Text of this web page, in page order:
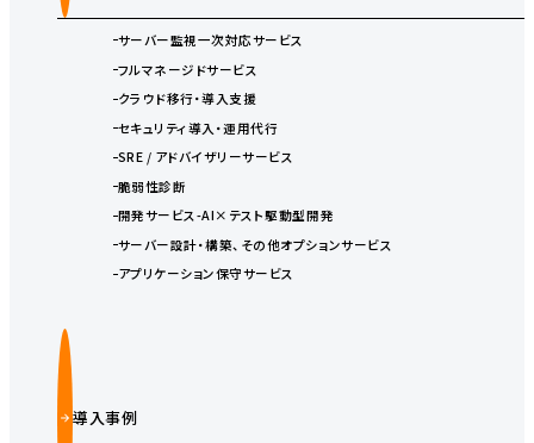
サーバー監視一次対応サービス
フルマネージドサービス
クラウド移行・導入支援
セキュリティ導入・運用代行
SRE / アドバイザリーサービス
脆弱性診断
開発サービス-AI×テスト駆動型開発
サーバー設計・構築、その他オプションサービス
アプリケーション保守サービス
導入事例